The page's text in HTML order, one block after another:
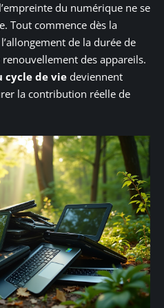
du numérique ne se
Tout commence dès la
de la durée de
des appareils.
cycle de vie deviennent
la contribution réelle de